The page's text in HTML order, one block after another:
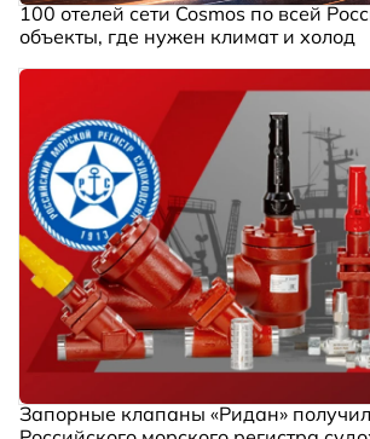
100 отелей сети Cosmos по всей
объекты, где нужен климат и холод
Запорные клапаны «Ридан»